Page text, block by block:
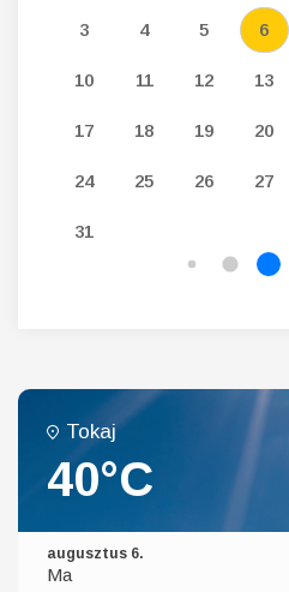
3 4 5 6
10 11 12 13
17 18 19 20
24 25 26 27
31
Tokaj
40°C
augusztus 6.
Ma